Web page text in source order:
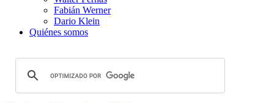
Fabián Werner
Dario Klein
Quiénes somos